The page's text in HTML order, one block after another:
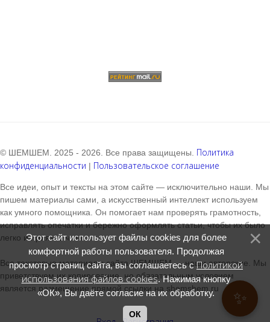
✨
© ШЕМШЕМ. 2025 - 2026. Все права защищены. Политика
конфиденциальности | Пользовательское соглашение
Все идеи, опыт и тексты на этом сайте — исключительно наши. Мы
пишем материалы сами, а искусственный интеллект используем
как умного помощника. Он помогает нам проверять грамотность,
исправлять опечатки и бережно оформлять статьи, чтобы их было
легко и приятно читать.
Все текстовые материалы сайта ШЕМШЕМ — наши авторские. Мы
приветствуем их копирование, но обязательным условием
является размещение прямой ссылки на shemshem.ru
Этот сайт использует файлы cookies для более
комфортной работы пользователя. Продолжая
просмотр страниц сайта, вы соглашаетесь сПолитикой
использования файлов cookies. Нажимая кнопку
«ОК», Вы даёте согласие на их обработку.
ОК